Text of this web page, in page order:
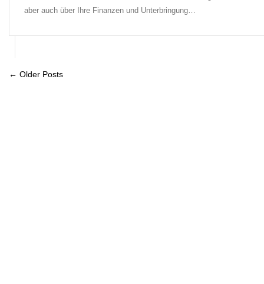
aber auch über Ih­re Fi­nan­zen und Un­ter­brin­gung…
← Older Posts